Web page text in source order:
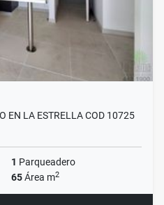
EN LA ESTRELLA COD 10725
1 Parqueadero
65Área m2